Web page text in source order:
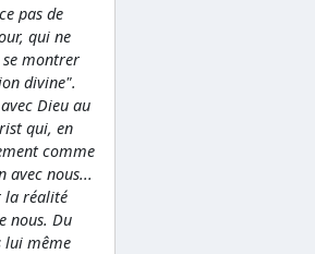
pas de
qui ne
se montrer
divine".
Dieu au
qui, en
comme
avec nous...
la réalité
nous. Du
lui même